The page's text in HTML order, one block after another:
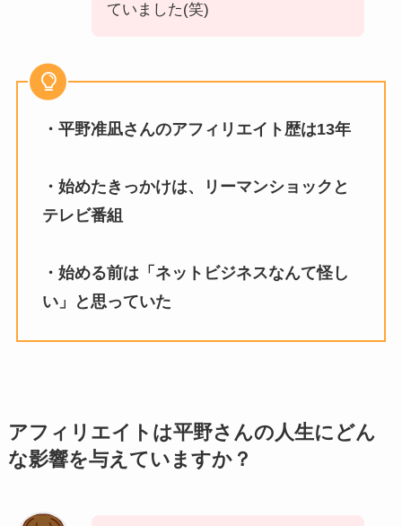
ていました(笑)
・平野准凪さんのアフィリエイト歴は13年
・始めたきっかけは、リーマンショックと
テレビ番組
・始める前は「ネットビジネスなんて怪し
い」と思っていた
アフィリエイトは平野さんの人生にどん
な影響を与えてい ますか？